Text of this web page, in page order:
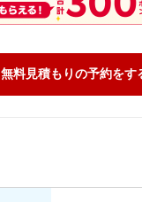
無料見積もりの予約をす